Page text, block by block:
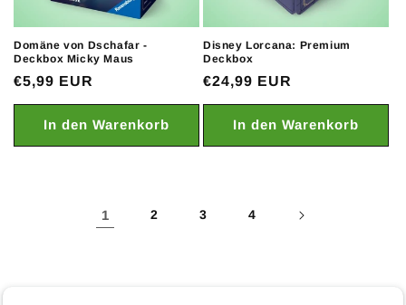
Domäne von Dschafar -
Deckbox Micky Maus
Normaler
Preis
€5,99 EUR
In den Warenkorb
Disney Lorcana: Premium
Deckbox
Normaler
Preis
€24,99 EUR
In den Warenkorb
1 2 3 4